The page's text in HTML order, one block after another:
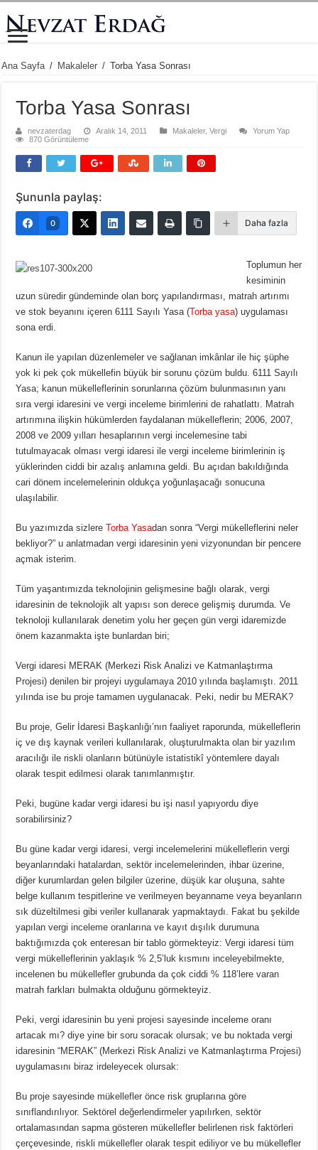
Ana Sayfa / Makaleler / Torba Yasa Sonrası
Torba Yasa Sonrası
nevzaterdag Aralık 14, 2011 Makaleler,Vergi
Yorum Yap
870 Görüntüleme
Şununla paylaş:
0 Daha fazla
Toplumun her
kesiminin
uzun süredir gündeminde olan borç yapılandırması, matrah artırımı
ve stok beyanını içeren 6111 Sayılı Yasa (Torba yasa) uygulaması
sona erdi.
Kanun ile yapılan düzenlemeler ve sağlanan imkânlar ile hiç şüphe
yok ki pek çok mükellefin büyük bir sorunu çözüm buldu. 6111 Sayılı
Yasa; kanun mükelleflerinin sorunlarına çözüm bulunmasının yanı
sıra vergi idaresini ve vergi inceleme birimlerini de rahatlattı. Matrah
artırımına ilişkin hükümlerden faydalanan mükelleflerin; 2006, 2007,
2008 ve 2009 yılları hesaplarının vergi incelemesine tabi
tutulmayacak olması vergi idaresi ile vergi inceleme birimlerinin iş
yüklerinden ciddi bir azalış anlamına geldi. Bu açıdan bakıldığında
cari dönem incelemelerinin oldukça yoğunlaşacağı sonucuna
ulaşılabilir.
Bu yazımızda sizlereTorba Yasadan sonra “Vergi mükelleflerini neler
bekliyor?” u anlatmadan vergi idaresinin yeni vizyonundan bir pencere
açmak isterim.
Tüm yaşantımızda teknolojinin gelişmesine bağlı olarak, vergi
idaresinin de teknolojik alt yapısı son derece gelişmiş durumda. Ve
teknoloji kullanılarak denetim yolu her geçen gün vergi idaremizde
önem kazanmakta işte bunlardan biri;
Vergi idaresi MERAK (Merkezi Risk Analizi ve Katmanlaştırma
Projesi) denilen bir projeyi uygulamaya 2010 yılında başlamıştı. 2011
yılında ise bu proje tamamen uygulanacak. Peki, nedir bu MERAK?
Bu proje, Gelir İdaresi Başkanlığı’nın faaliyet raporunda, mükelleflerin
iç ve dış kaynak verileri kullanılarak, oluşturulmakta olan bir yazılım
aracılığı ile riskli olanların bütünüyle istatistikî yöntemlere dayalı
olarak tespit edilmesi olarak tanımlanmıştır.
Peki, bugüne kadar vergi idaresi bu işi nasıl yapıyordu diye
sorabilirsiniz?
Bu güne kadar vergi idaresi, vergi incelemelerini mükelleflerin vergi
beyanlarındaki hatalardan, sektör incelemelerinden, ihbar üzerine,
diğer kurumlardan gelen bilgiler üzerine, düşük kar oluşuna, sahte
belge kullanım tespitlerine ve verilmeyen beyanname veya beyanların
sık düzeltilmesi gibi veriler kullanarak yapmaktaydı. Fakat bu şekilde
yapılan vergi inceleme oranlarına ve kayıt dışılık durumuna
baktığımızda çok enteresan bir tablo görmekteyiz: Vergi idaresi tüm
vergi mükelleflerinin yaklaşık % 2,5’luk kısmını inceleyebilmekte,
incelenen bu mükellefler grubunda da çok ciddi % 118’lere varan
matrah farkları bulmakta olduğunu görmekteyiz.
Peki, vergi idaresinin bu yeni projesi sayesinde inceleme oranı
artacak mı? diye yine bir soru soracak olursak; ve bu noktada vergi
idaresinin “MERAK” (Merkezi Risk Analizi ve Katmanlaştırma Projesi)
uygulamasını biraz irdeleyecek olursak:
Bu proje sayesinde mükellefler önce risk gruplarına göre
sınıflandırılıyor. Sektörel değerlendirmeler yapılırken, sektör
ortalamasından sapma gösteren mükellefler belirlenen risk faktörleri
çerçevesinde, riskli mükellefler olarak tespit ediliyor ve bu mükellefler